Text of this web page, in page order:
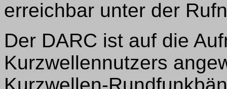
erreichbar unter der
Der DARC ist auf die
Kurzwellennutzers